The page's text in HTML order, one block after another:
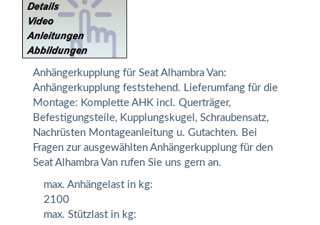
Anhängerkupplung für Seat Alhambra Van:
Anhängerkupplung feststehend. Lieferumfang für die
Montage: Komplette AHK incl. Querträger,
Befestigungsteile, Kupplungskugel, Schraubensatz,
Nachrüsten Montageanleitung u. Gutachten. Bei
Fragen zur ausgewählten Anhängerkupplung für den
Seat Alhambra Van rufen Sie uns gern an.
max. Anhängelast in kg:
2100
max. Stützlast in kg: